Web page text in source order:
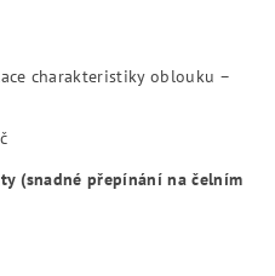
charakteristiky oblouku –
(snadné přepínání na čelním